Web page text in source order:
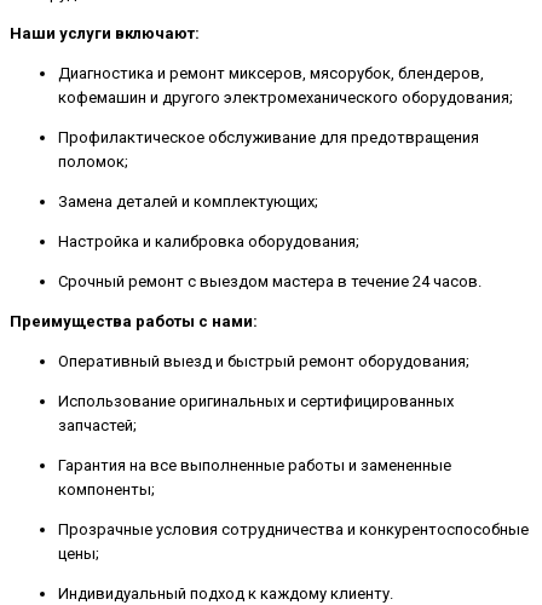
Наши услуги включают:
Диагностика и ремонт миксеров, мясорубок, блендеров,
кофемашин и другого электромеханического оборудования;
Профилактическое обслуживание для предотвращения
поломок;
Замена деталей и комплектующих;
Настройка и калибровка оборудования;
Срочный ремонт с выездом мастера в течение 24 часов.
Преимущества работы с нами:
Оперативный выезд и быстрый ремонт оборудования;
Использование оригинальных и сертифицированных
запчастей;
Гарантия на все выполненные работы и замененные
компоненты;
Прозрачные условия сотрудничества и конкурентоспособные
цены;
Индивидуальный подход к каждому клиенту.